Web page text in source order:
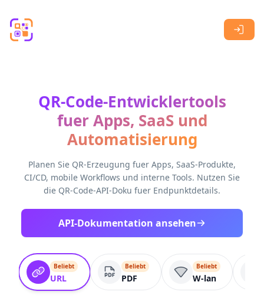
QR-Code-Entwicklertools
fuer Apps, SaaS und
Automatisierung
Planen Sie QR-Erzeugung fuer Apps, SaaS-Produkte,
CI/CD, mobile Workflows und interne Tools. Nutzen Sie
die QR-Code-API-Doku fuer Endpunktdetails.
API-Dokumentation ansehen
Beliebt
URL
Beliebt
PDF
Beliebt
W-lan